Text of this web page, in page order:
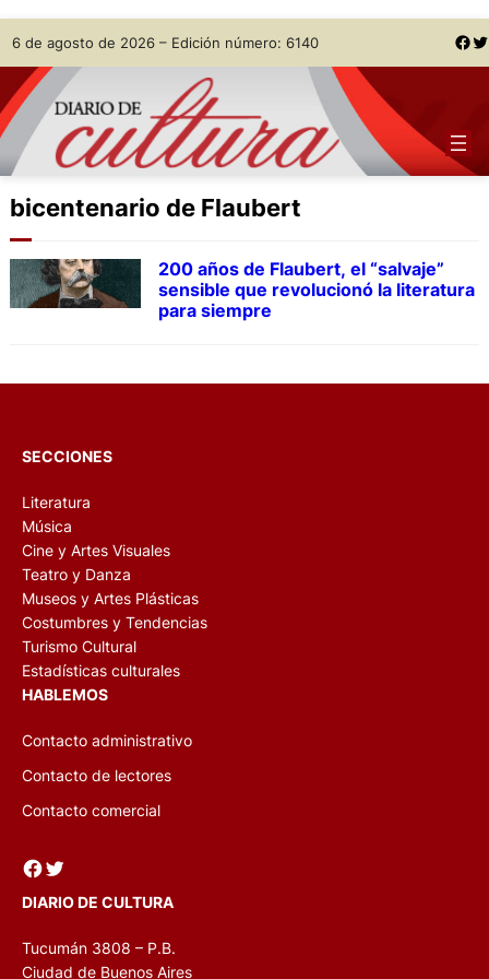
Skip
to
content
6 de agosto de 2026 – Edición número: 6140 Facebook Twitter
bicentenario de Flaubert
200 años de Flaubert, el “salvaje”
sensible que revolucionó la literatura
para siempre
SECCIONES
Literatura
Música
Cine y Artes Visuales
Teatro y Danza
Museos y Artes Plásticas
Costumbres y Tendencias
Turismo Cultural
Estadísticas culturales
HABLEMOS
Contacto administrativo
Contacto de lectores
Contacto comercial
Facebook Twitter
DIARIO DE CULTURA
Tucumán 3808 – P.B.
Ciudad de Buenos Aires